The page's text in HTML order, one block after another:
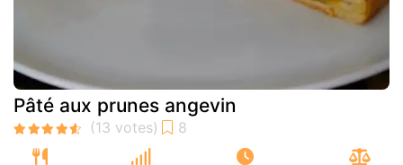
Pâté aux prunes angevin